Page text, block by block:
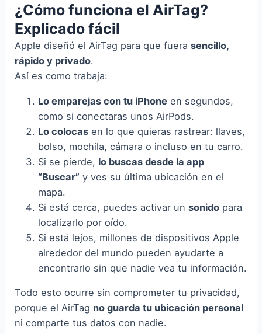
¿Cómo funciona el AirTag?
Explicado fácil
Apple diseñó el AirTag para que fuerasencillo,
rápido y privado.
Así es como trabaja:
Lo emparejas con tu iPhone en segundos,
como si conectaras unos AirPods.
Lo colocas en lo que quieras rastrear: llaves,
bolso, mochila, cámara o incluso en tu carro.
Si se pierde, lo buscas desde la app
“Buscar” y ves su última ubicación en el
mapa.
Si está cerca, puedes activar unsonido para
localizarlo por oído.
Si está lejos, millones de dispositivos Apple
alrededor del mundo pueden ayudarte a
encontrarlo sin que nadie vea tu información.
Todo esto ocurre sin comprometer tu privacidad,
porque el AirTag no guarda tu ubicación personal
ni comparte tus datos con nadie.